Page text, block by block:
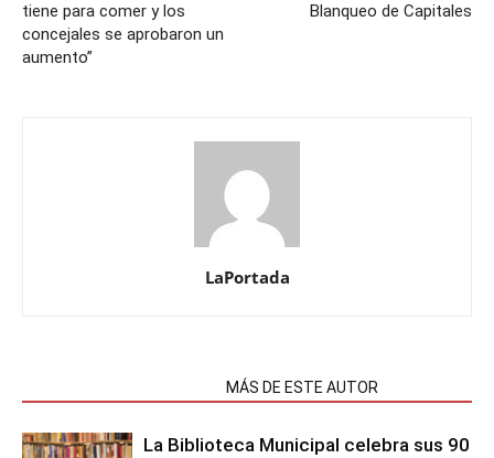
tiene para comer y los
concejales se aprobaron un
aumento”
Blanqueo de Capitales
LaPortada
MÁS DE ESTE AUTOR
La Biblioteca Municipal celebra sus 90